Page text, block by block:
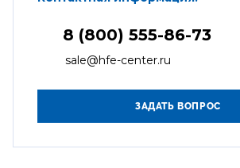
8 (800) 555-86-73
sale@hfe-center.ru